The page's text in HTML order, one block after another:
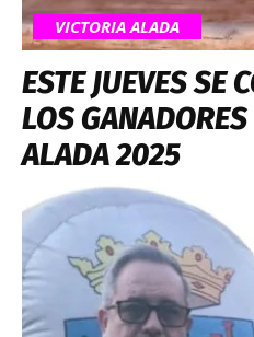
VICTORIA ALADA
ESTE JUEVES SE
LOS
ALADA 2025